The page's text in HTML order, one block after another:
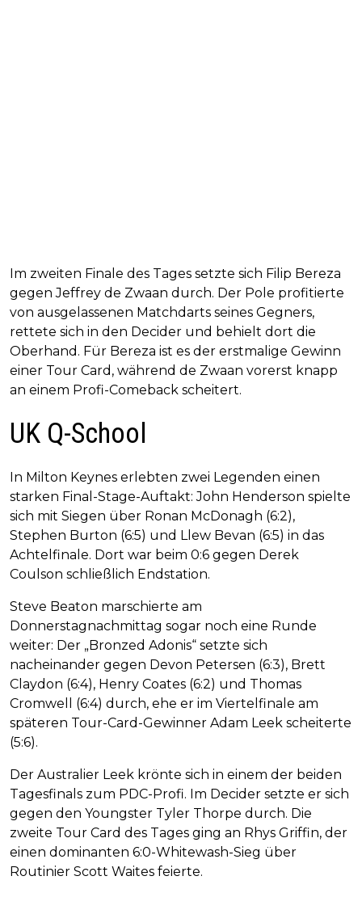
Im zweiten Finale des Tages setzte sich Filip Bereza
gegen Jeffrey de Zwaan durch. Der Pole profitierte
von ausgelassenen Matchdarts seines Gegners,
rettete sich in den Decider und behielt dort die
Oberhand. Für Bereza ist es der erstmalige Gewinn
einer Tour Card, während de Zwaan vorerst knapp
an einem Profi-Comeback scheitert.
UK Q-School
In Milton Keynes erlebten zwei Legenden einen
starken Final-Stage-Auftakt: John Henderson spielte
sich mit Siegen über Ronan McDonagh (6:2),
Stephen Burton (6:5) und Llew Bevan (6:5) in das
Achtelfinale. Dort war beim 0:6 gegen Derek
Coulson schließlich Endstation.
Steve Beaton marschierte am
Donnerstagnachmittag sogar noch eine Runde
weiter: Der „Bronzed Adonis“ setzte sich
nacheinander gegen Devon Petersen (6:3), Brett
Claydon (6:4), Henry Coates (6:2) und Thomas
Cromwell (6:4) durch, ehe er im Viertelfinale am
späteren Tour-Card-Gewinner Adam Leek scheiterte
(5:6).
Der Australier Leek krönte sich in einem der beiden
Tagesfinals zum PDC-Profi. Im Decider setzte er sich
gegen den Youngster Tyler Thorpe durch. Die
zweite Tour Card des Tages ging an Rhys Griffin, der
einen dominanten 6:0-Whitewash-Sieg über
Routinier Scott Waites feierte.